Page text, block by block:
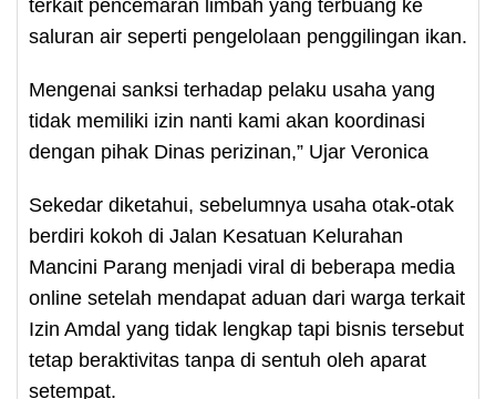
terkait pencemaran limbah yang terbuang ke
saluran air seperti pengelolaan penggilingan ikan.
Mengenai sanksi terhadap pelaku usaha yang
tidak memiliki izin nanti kami akan koordinasi
dengan pihak Dinas perizinan,” Ujar Veronica
Sekedar diketahui, sebelumnya usaha otak-otak
berdiri kokoh di Jalan Kesatuan Kelurahan
Mancini Parang menjadi viral di beberapa media
online setelah mendapat aduan dari warga terkait
Izin Amdal yang tidak lengkap tapi bisnis tersebut
tetap beraktivitas tanpa di sentuh oleh aparat
setempat.